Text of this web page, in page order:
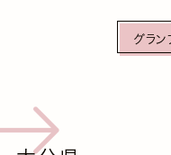
グラン